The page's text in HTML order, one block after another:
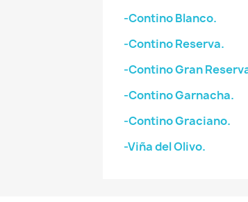
-Contino Blanco.
-Contino Reserva.
-Contino Gran
-Contino Garnacha.
-Contino Graciano.
-Viña del Olivo.